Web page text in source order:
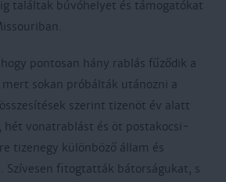
találtak búvóhelyet és támogatókat
pontosan hány rablás fűződik a
sokan próbálták utánozni a
szerint tizenöt év alatt
vonatrablást és öt postakocsi-
tizenegy különböző állam és
fitogtatták bátorságukat, s